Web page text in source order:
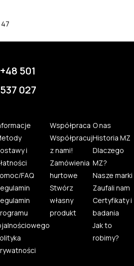
47
+48 501
537 027
i
FAQ
Współpraca
Współpracuj
z nami!
Zamówienia
hurtowe
Stwórz
własny
produkt
O nas
Historia MZ
Dlaczego
MZ?
Nasze marki
Zaufali nam
Certyfikaty i
badania
Jak to
robimy?